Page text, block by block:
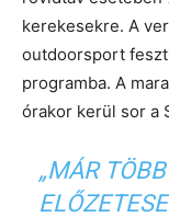
kerekesekre. A
outdoorsport
programba. A
órakor kerül sor a
„MÁR